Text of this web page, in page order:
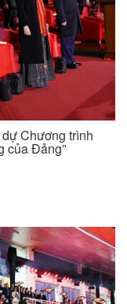
Chương trình
của Đảng”